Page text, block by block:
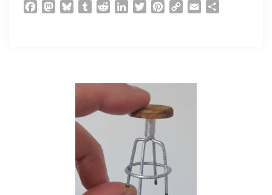
Facebook
Mastodon
BlueskyTumblrRedditLinkedInTwitterPinterest
CopyEmail